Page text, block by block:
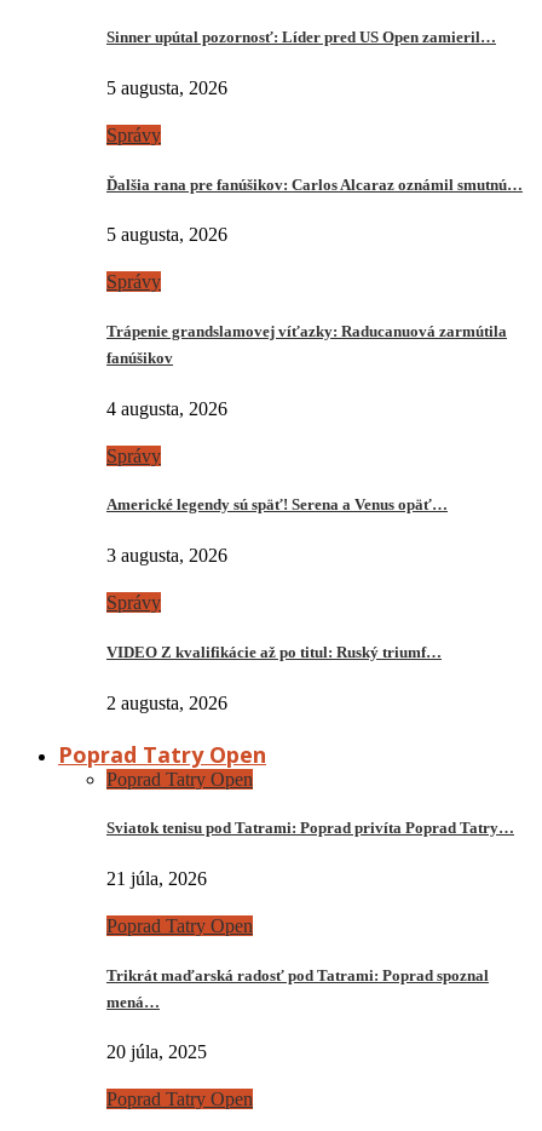
Sinner upútal pozornosť: Líder pred US Open zamieril…
5 augusta, 2026
Správy
Ďalšia rana pre fanúšikov: Carlos Alcaraz oznámil smutnú…
5 augusta, 2026
Správy
Trápenie grandslamovej víťazky: Raducanuová zarmútila
fanúšikov
4 augusta, 2026
Správy
Americké legendy sú späť! Serena a Venus opäť…
3 augusta, 2026
Správy
VIDEO Z kvalifikácie až po titul: Ruský triumf…
2 augusta, 2026
Poprad Tatry Open
Poprad Tatry Open
Sviatok tenisu pod Tatrami: Poprad privíta Poprad Tatry…
21 júla, 2026
Poprad Tatry Open
Trikrát maďarská radosť pod Tatrami: Poprad spoznal
mená…
20 júla, 2025
Poprad Tatry Open